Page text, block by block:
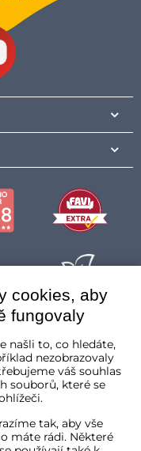
cookies, aby
fungovaly
našli to, co hledáte,
nezobrazovaly
váš souhlas
souborů, které se
tak, aby vše
máte rádi. Některé